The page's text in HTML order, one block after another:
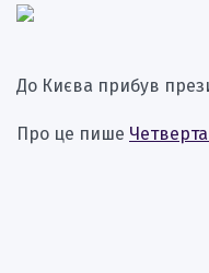
До Києва прибув
Про це пише Четверта